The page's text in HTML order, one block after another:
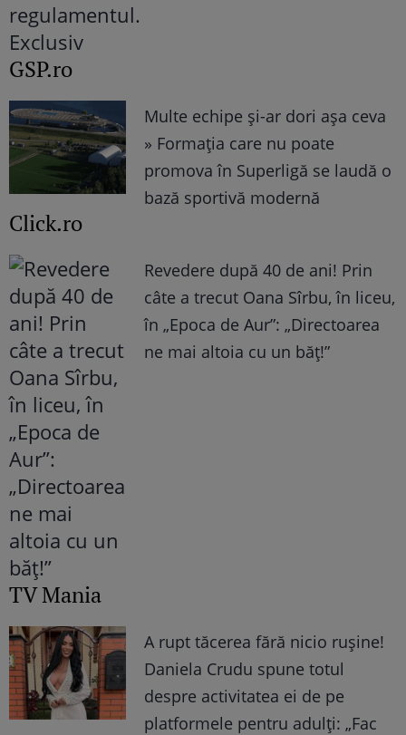
GSP.ro
Multe echipe și-ar dori așa ceva
» Formația care nu poate
promova în Superligă se laudă o
bază sportivă modernă
Click.ro
Revedere după 40 de ani! Prin
câte a trecut Oana Sîrbu, în liceu,
în „Epoca de Aur”: „Directoarea
ne mai altoia cu un băț!”
TV Mania
A rupt tăcerea fără nicio rușine!
Daniela Crudu spune totul
despre activitatea ei de pe
platformele pentru adulți: „Fac